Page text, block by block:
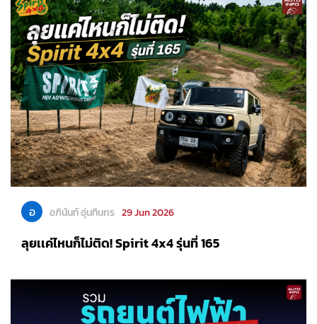
อ อภินันท์ อุ่นทินกร 29 Jun 2026
ลุยเเค่ไหนก็ไม่ติด! Spirit 4x4 รุ่นที่ 165